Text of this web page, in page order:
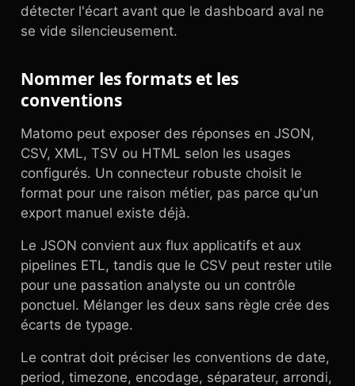
détecter l'écart avant que le dashboard aval ne
se vide silencieusement.
Nommer les formats et les
conventions
Matomo peut exposer des réponses en JSON,
CSV, XML, TSV ou HTML selon les usages
configurés. Un connecteur robuste choisit le
format pour une raison métier, pas parce qu'un
export manuel existe déjà.
Le JSON convient aux flux applicatifs et aux
pipelines ETL, tandis que le CSV peut rester utile
pour une passation analyste ou un contrôle
ponctuel. Mélanger les deux sans règle crée des
écarts de typage.
Le contrat doit préciser les conventions de date,
period, timezone, encodage, séparateur, arrondi,